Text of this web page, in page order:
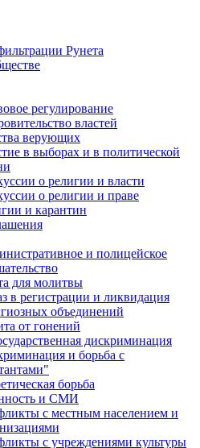
Рунета
регулирование
властей
верующих
в выборах и в политической
о религии и власти
о религии и праве
и карантин
и полицейское
для молитвы
в регистрации и ликвидация
объединений
от гонений
дискриминация
и борьба с
борьба
и СМИ
с местным населением и
с учреждениями культуры